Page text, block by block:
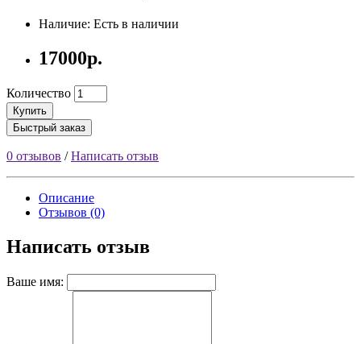
Наличие: Есть в наличии
17000р.
Количество
Купить
Быстрый заказ
0 отзывов /Написать отзыв
Описание
Отзывов (0)
Написать отзыв
Ваше имя: